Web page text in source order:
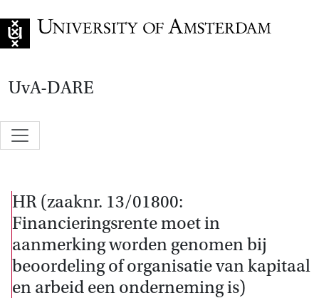
UvA-DARE
HR (zaaknr. 13/01800:
Financieringsrente moet in
aanmerking worden genomen bij
beoordeling of organisatie van kapitaal
en arbeid een onderneming is)